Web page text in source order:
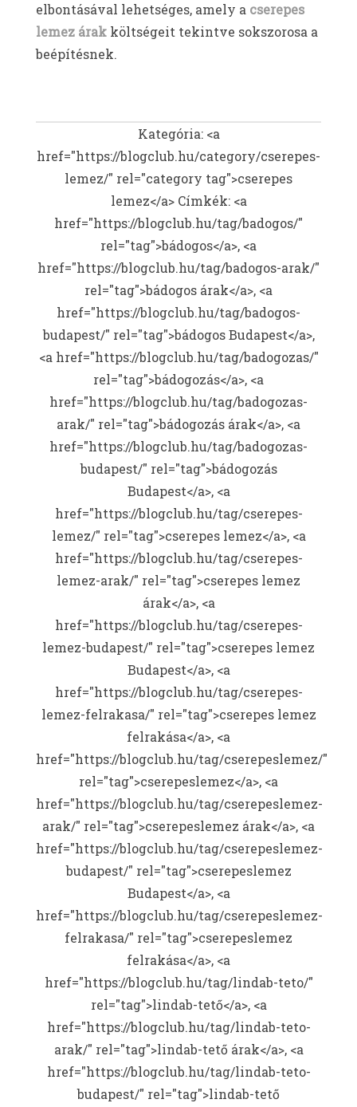
elbontásával lehetséges, amely a cserepes
lemez árak költségeit tekintve sokszorosa a
beépítésnek.
Kategória: <a
href="https://blogclub.hu/category/cserepes-
lemez/" rel="category tag">cserepes
lemez</a> Címkék: <a
href="https://blogclub.hu/tag/badogos/"
rel="tag">bádogos</a>, <a
href="https://blogclub.hu/tag/badogos-arak/"
rel="tag">bádogos árak</a>, <a
href="https://blogclub.hu/tag/badogos-
budapest/" rel="tag">bádogos Budapest</a>,
<a href="https://blogclub.hu/tag/badogozas/"
rel="tag">bádogozás</a>, <a
href="https://blogclub.hu/tag/badogozas-
arak/" rel="tag">bádogozás árak</a>, <a
href="https://blogclub.hu/tag/badogozas-
budapest/" rel="tag">bádogozás
Budapest</a>, <a
href="https://blogclub.hu/tag/cserepes-
lemez/" rel="tag">cserepes lemez</a>, <a
href="https://blogclub.hu/tag/cserepes-
lemez-arak/" rel="tag">cserepes lemez
árak</a>, <a
href="https://blogclub.hu/tag/cserepes-
lemez-budapest/" rel="tag">cserepes lemez
Budapest</a>, <a
href="https://blogclub.hu/tag/cserepes-
lemez-felrakasa/" rel="tag">cserepes lemez
felrakása</a>, <a
href="https://blogclub.hu/tag/cserepeslemez/"
rel="tag">cserepeslemez</a>, <a
href="https://blogclub.hu/tag/cserepeslemez-
arak/" rel="tag">cserepeslemez árak</a>, <a
href="https://blogclub.hu/tag/cserepeslemez-
budapest/" rel="tag">cserepeslemez
Budapest</a>, <a
href="https://blogclub.hu/tag/cserepeslemez-
felrakasa/" rel="tag">cserepeslemez
felrakása</a>, <a
href="https://blogclub.hu/tag/lindab-teto/"
rel="tag">lindab-tető</a>, <a
href="https://blogclub.hu/tag/lindab-teto-
arak/" rel="tag">lindab-tető árak</a>, <a
href="https://blogclub.hu/tag/lindab-teto-
budapest/" rel="tag">lindab-tető